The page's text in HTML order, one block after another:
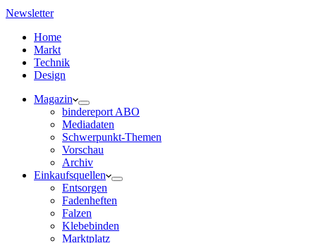
Newsletter
Home
Markt
Technik
Design
Magazin
bindereport ABO
Mediadaten
Schwerpunkt-Themen
Vorschau
Archiv
Einkaufsquellen
Entsorgen
Fadenheften
Falzen
Klebebinden
Marktplatz